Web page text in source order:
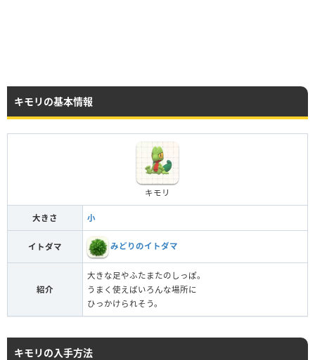
キモリの基本情報
キモリ
大きさ 小
イトダマ みどりのイトダマ
紹介
大きな足やふたまたのしっぽ。
うまく使えばいろんな場所に
ひっかけられそう。
キモリの入手方法